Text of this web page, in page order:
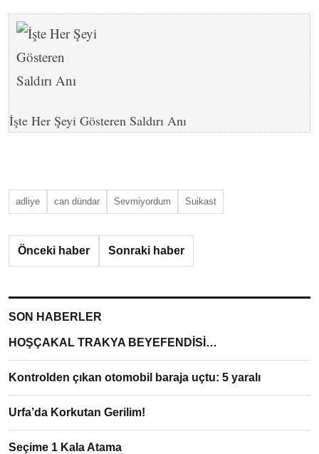
İşte Her Şeyi Gösteren Saldırı Anı
adliye can dündar Sevmiyordum Suikast
Önceki haber Sonraki haber
SON HABERLER
HOŞÇAKAL TRAKYA BEYEFENDİSİ…
Kontrolden çıkan otomobil baraja uçtu: 5 yaralı
Urfa’da Korkutan Gerilim!
Seçime 1 Kala Atama